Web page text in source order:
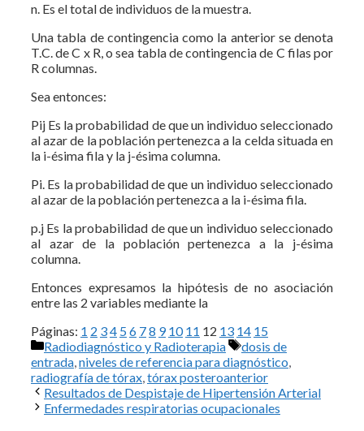
n. Es el total de individuos de la muestra.
Una tabla de contingencia como la anterior se denota
T.C. de C x R, o sea tabla de contingencia de C filas por
R columnas.
Sea entonces:
Pij Es la probabilidad de que un individuo seleccionado
al azar de la población pertenezca a la celda situada en
la i-ésima fila y la j-ésima columna.
Pi. Es la probabilidad de que un individuo seleccionado
al azar de la población pertenezca a la i-ésima fila.
p.j Es la probabilidad de que un individuo seleccionado
al azar de la población pertenezca a la j-ésima
columna.
Entonces expresamos la hipótesis de no asociación
entre las 2 variables mediante la
Páginas: 1 2 34 56 78 9 10 11 12 13 14 15
Categorías
Radiodiagnóstico y Radioterapia Etiquetas
dosis de
entrada,niveles de referencia para diagnóstico,
radiografía de tórax,tórax posteroanterior
Resultados de Despistaje de Hipertensión Arterial
Enfermedades respiratorias ocupacionales